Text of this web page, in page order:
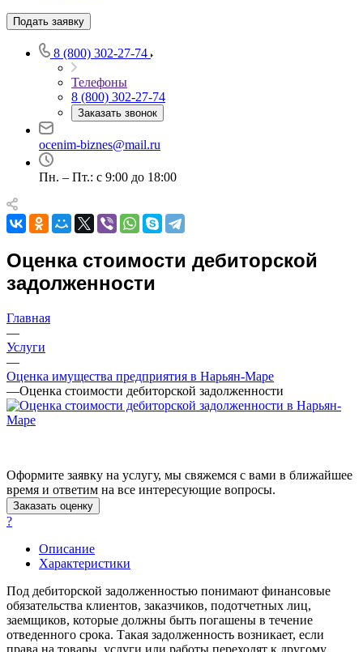
Подать заявку
8 (800) 302-27-74
Телефоны
8 (800) 302-27-74
Заказать звонок
ocenim-biznes@mail.ru
Пн. – Пт.: с 9:00 до 18:00
Оценка стоимости дебиторской
задолженности
Главная
—
Услуги
—
Оценка имущества предприятия в Нарьян-Маре
—Оценка стоимости дебиторской задолженности
Оформите заявку на услугу, мы свяжемся с вами в ближайшее
время и ответим на все интересующие вопросы.
Заказать оценку
?
Описание
Характеристики
Под дебиторской задолженностью понимают финансовые
обязательства клиентов, заказчиков, подотчетных лиц,
заемщиков, которые должны быть погашены в течение
отведенного срока. Такая задолженность возникает, если
права на товары, услуги или работы переходят к другому
Например: Нарьян-Мар
Аксай
Альметьевск
Ангарск
Анжеро-Судженск
Апрелевка
Арамиль
Архангельск
Асбест
Астрахань
Ахтубинск
Ачинск
Балабаново
Балаково
Балашиха
Балашов
Барабинск
Барнаул
Бахчисарай
Белая Калитва
Белгород